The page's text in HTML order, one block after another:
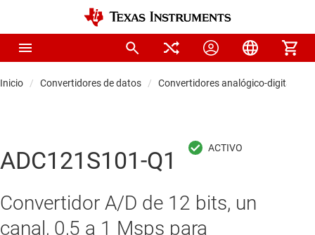
Inicio Convertidores de datos Convertidores analógico-digitales
ADC121S101-Q1
Convertidor A/D de 12 bits, un
canal, 0,5 a 1 Msps para